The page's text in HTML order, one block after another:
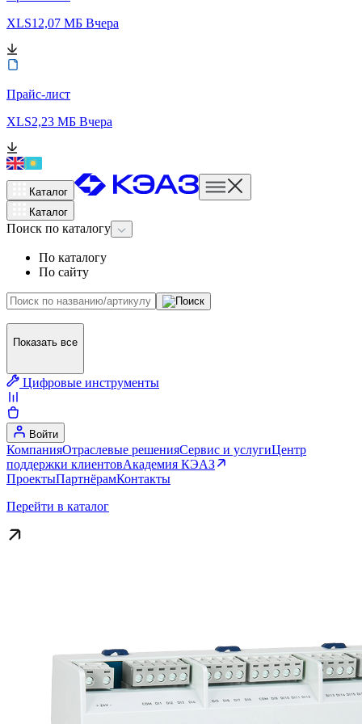
XLS12,07 МБ Вчера
Прайс-лист
XLS2,23 МБ Вчера
Каталог
Каталог
Поиск по каталогу
По каталогу
По сайту
Показать все
Цифровые инструменты
Войти
КомпанияОтраслевые решенияСервис и услугиЦентр
поддержки клиентовАкадемия КЭАЗ
ПроектыПартнёрамКонтакты
Перейти в каталог